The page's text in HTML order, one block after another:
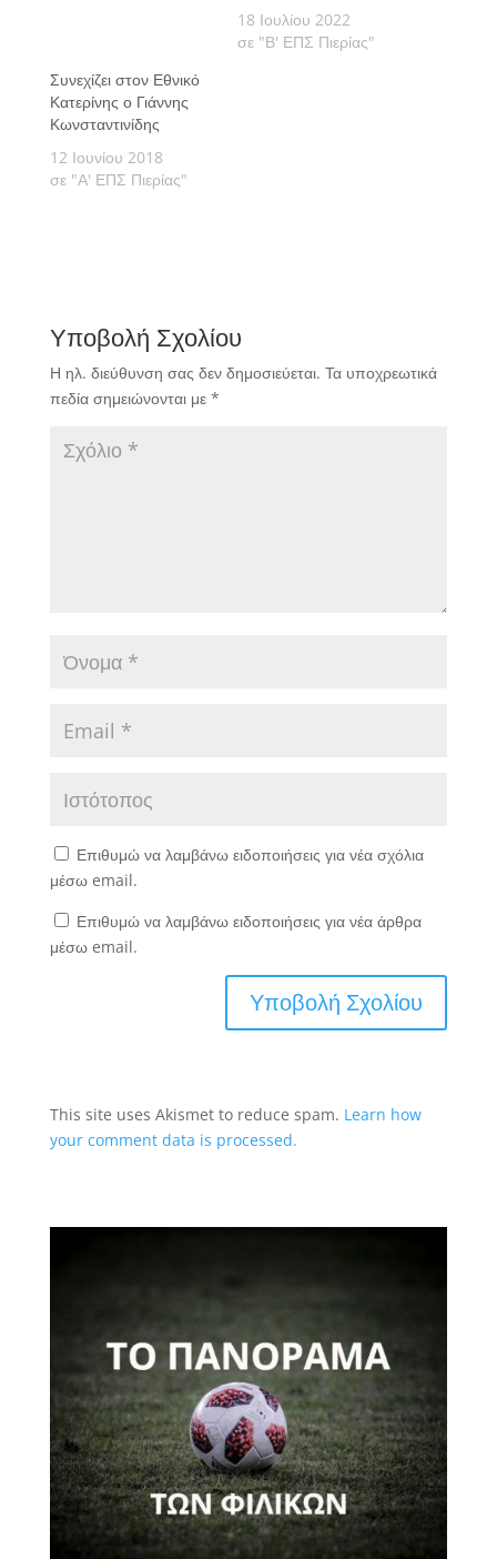
18 Ιουλίου 2022
σε "Β' ΕΠΣ Πιερίας"
Συνεχίζει στον Εθνικό
Κατερίνης ο Γιάννης
Κωνσταντινίδης
12 Ιουνίου 2018
σε "Α' ΕΠΣ Πιερίας"
Υποβολή Σχολίου
Η ηλ. διεύθυνση σας δεν δημοσιεύεται. Τα υποχρεωτικά
πεδία σημειώνονται με *
Επιθυμώ να λαμβάνω ειδοποιήσεις για νέα σχόλια
μέσω email.
Επιθυμώ να λαμβάνω ειδοποιήσεις για νέα άρθρα
μέσω email.
This site uses Akismet to reduce spam. Learn how
your comment data is processed.